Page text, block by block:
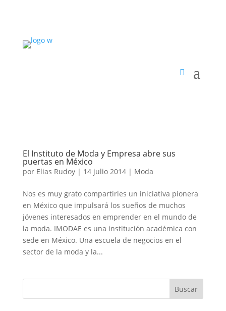
El Instituto de Moda y Empresa abre sus
puertas en México
por Elias Rudoy| 14 julio 2014| Moda
Nos es muy grato compartirles un iniciativa pionera
en México que impulsará los sueños de muchos
jóvenes interesados en emprender en el mundo de
la moda. IMODAE es una institución académica con
sede en México. Una escuela de negocios en el
sector de la moda y la...
Buscar